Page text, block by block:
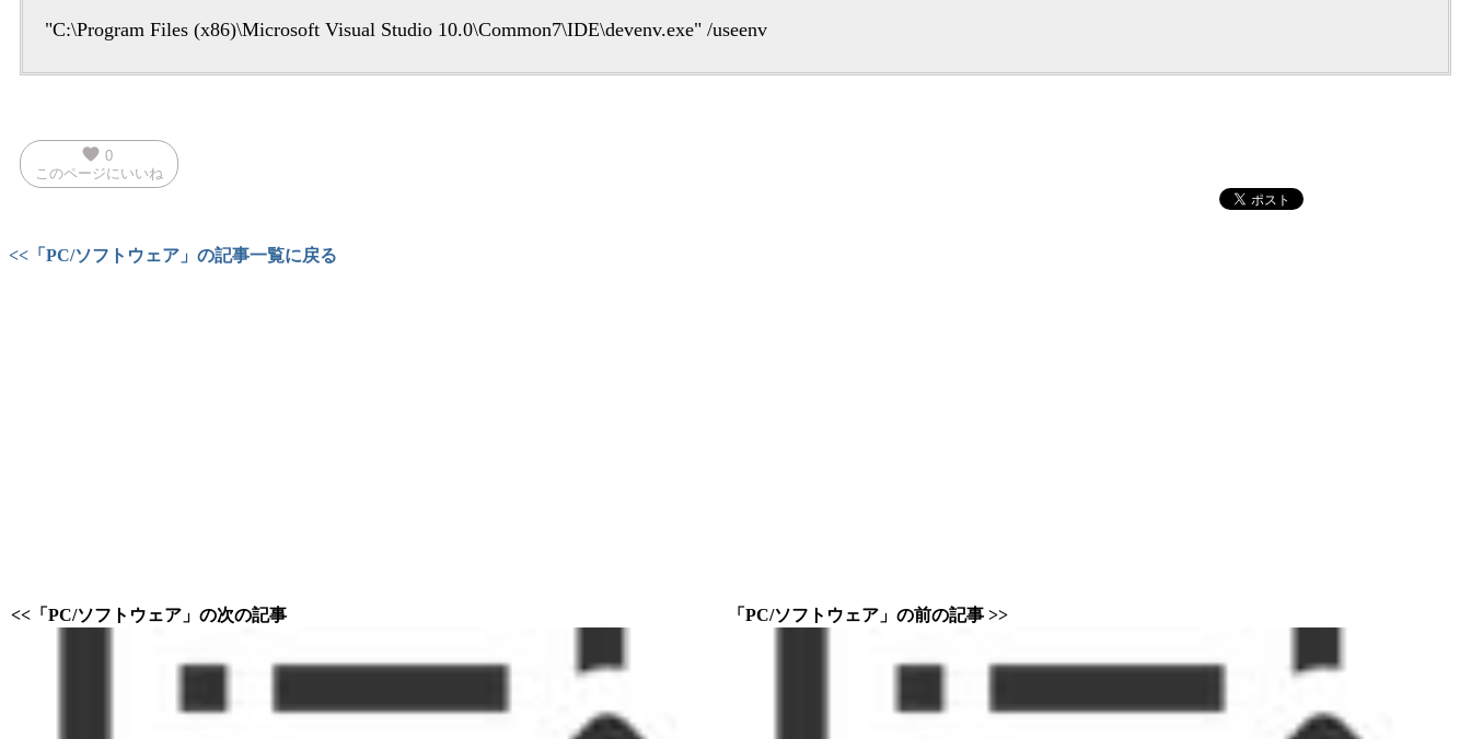
"C:\Program Files (x86)\Microsoft Visual Studio 10.0\Common7\IDE\devenv.exe" /useenv
favorite 0
このページにいいね
<<「PC/ソフトウェア」の記事一覧に戻る
<<「PC/ソフトウェア」の次の記事 「PC/ソフトウェア」の前の記事 >>